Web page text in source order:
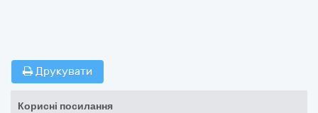
Друкувати
Корисні посилання